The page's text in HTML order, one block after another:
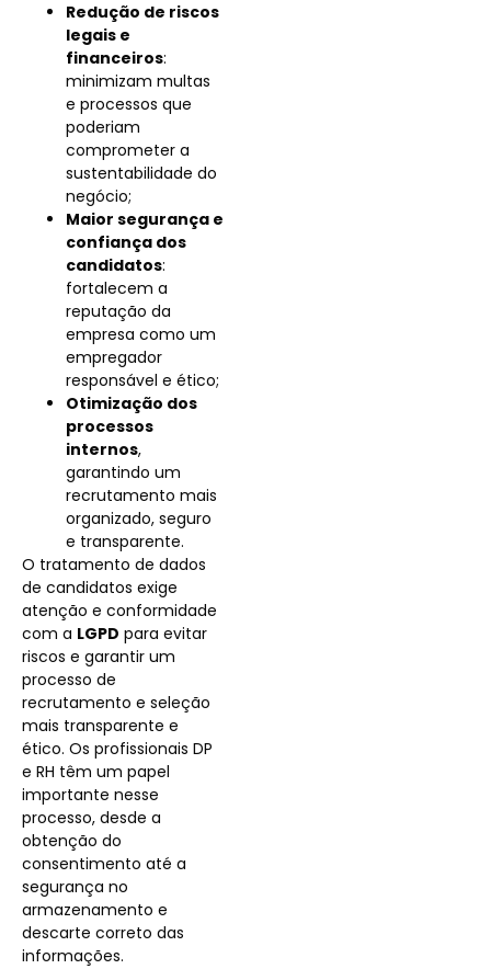
Redução de riscos
legais e
financeiros:
minimizam multas
e processos que
poderiam
comprometer a
sustentabilidade do
negócio;
Maior segurança e
confiança dos
candidatos:
fortalecem a
reputação da
empresa como um
empregador
responsável e ético;
Otimização dos
processos
internos,
garantindo um
recrutamento mais
organizado, seguro
e transparente.
O tratamento de dados
de candidatos exige
atenção e conformidade
com a LGPD para evitar
riscos e garantir um
processo de
recrutamento e seleção
mais transparente e
ético. Os profissionais DP
e RH têm um papel
importante nesse
processo, desde a
obtenção do
consentimento até a
segurança no
armazenamento e
descarte correto das
informações.